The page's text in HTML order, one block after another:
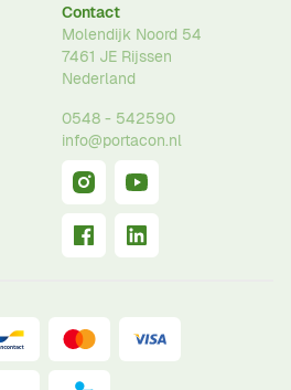
Contact
Molendijk Noord 54
7461 JE Rijssen
Nederland
0548 - 542590
info@portacon.nl